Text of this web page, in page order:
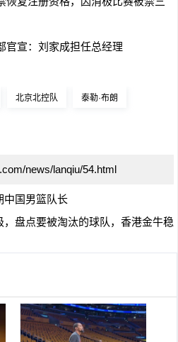
官宣：刘家成担任总经理
北京北控队 泰勒·布朗
news/lanqiu/54.html
中国男篮队长
盘点要被淘汰的球队，香港金牛稳